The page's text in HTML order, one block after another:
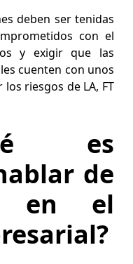
deben ser tenidas
con el
y exigir que las
cuenten con unos
riesgos de LA, FT
es
de
en el